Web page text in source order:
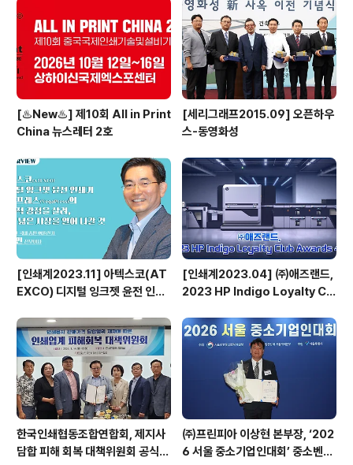
장비 도입으로 답하다 - ㈜애즈랜
드 최현수 대표이사
[♨️New♨️] 제10회 All in Print
China 뉴스레터 2호
[세리그래프2015.09] 오픈하우
스-동영화성
[인쇄계2023.11] 아텍스코(AT
EXCO) 디지털 잉크젯 윤전 인쇄
기능적 강점을 살려, 보다 넓은 시
장을 열어 나갈 것 - 아텍스코(AT
EXCO) 국내 총판 ㈜풀린키 강성
민 전무이사
[인쇄계2023.04] ㈜애즈랜드,
2023 HP Indigo Loyalty Clu
한국인쇄협동조합연합회, 제지사
담합 피해 회복 대책위원회 공식
㈜프린피아 이상현 본부장, ‘202
6 서울 중소기업인대회’ 중소벤처